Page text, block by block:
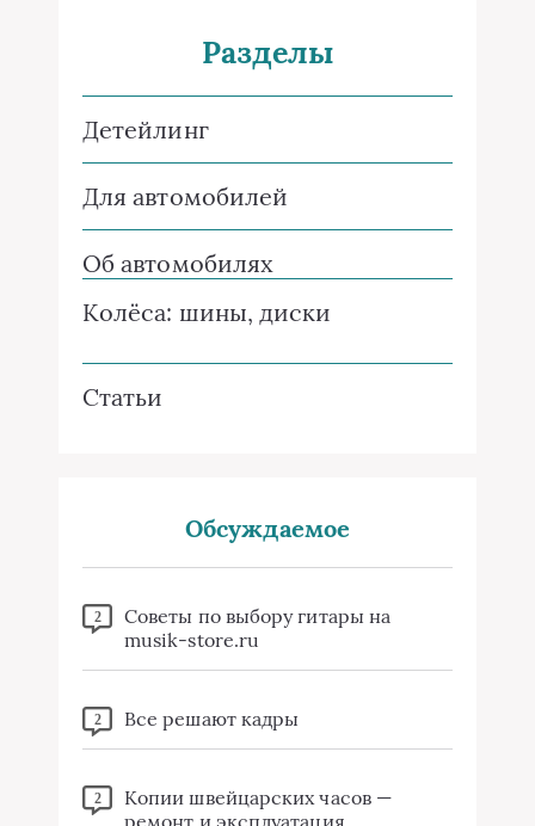
Разделы
Детейлинг
Для автомобилей
Об автомобилях
Колёса: шины, диски
Статьи
Обсуждаемое
2
Советы по выбору гитары на
musik-store.ru
2 Все решают кадры
2
Копии швейцарских часов —
ремонт и эксплуатация